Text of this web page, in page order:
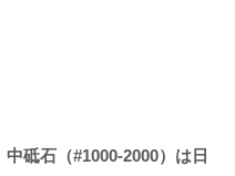
砥石（#1000-2000）は日